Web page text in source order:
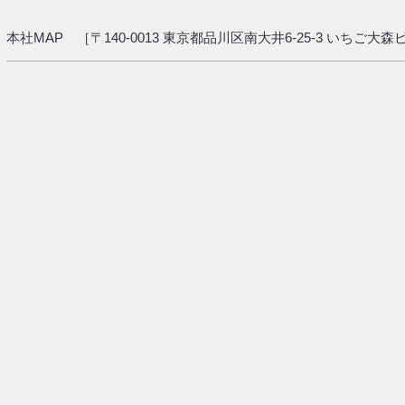
本社MAP ［〒140-0013 東京都品川区南大井6-25-3 いちご大森ビ